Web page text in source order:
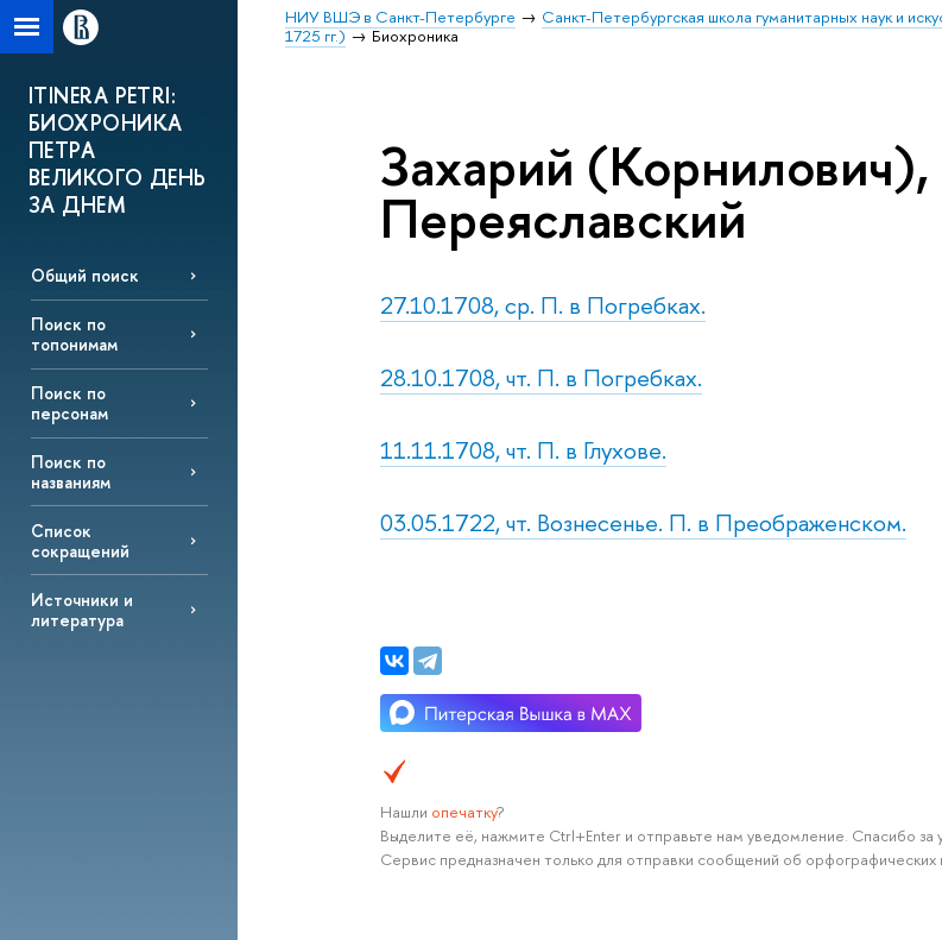
НИУ ВШЭ в Санкт-Петербурге Санкт-Петербургская школа гуманитарных наук и
1725 гг.)
Биохроника
ITINERA PETRI:
БИОХРОНИКА
ПЕТРА
ВЕЛИКОГО ДЕНЬ
ЗА ДНЕМ
Общий поиск
Поиск по
топонимам
Поиск по
персонам
Поиск по
названиям
Список
сокращений
Источники и
литература
Захарий (Корнилович),
Переяславский
27.10.1708, ср. П. в Погребках.
28.10.1708, чт. П. в Погребках.
11.11.1708, чт. П. в Глухове.
03.05.1722, чт. Вознесенье. П. в Преображенском.
Нашли опечатку?
Выделите её, нажмите Ctrl+Enter и отправьте нам уведомление. Спасибо за
Сервис предназначен только для отправки сообщений об орфографических